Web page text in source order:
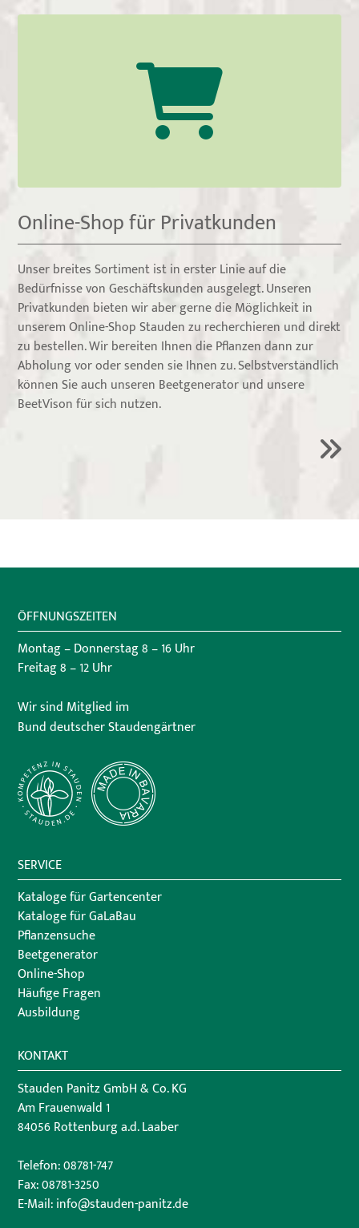
Online-Shop für Privatkunden
Unser breites Sortiment ist in erster Linie auf die
Bedürfnisse von Geschäftskunden ausgelegt. Unseren
Privatkunden bieten wir aber gerne die Möglichkeit in
unserem Online-Shop Stauden zu recherchieren und direkt
zu bestellen. Wir bereiten Ihnen die Pflanzen dann zur
Abholung vor oder senden sie Ihnen zu. Selbstverständlich
können Sie auch unseren Beetgenerator und unsere
BeetVison für sich nutzen.
ÖFFNUNGSZEITEN
Montag – Donnerstag 8 – 16 Uhr
Freitag 8 – 12 Uhr
Wir sind Mitglied im
Bund deutscher Staudengärtner
SERVICE
Kataloge für Gartencenter
Kataloge für GaLaBau
Pflanzensuche
Beetgenerator
Online-Shop
Häufige Fragen
Ausbildung
KONTAKT
Stauden Panitz GmbH & Co. KG
Am Frauenwald 1
84056 Rottenburg a.d. Laaber
Telefon:08781-747
Fax: 08781-3250
E-Mail:info@stauden-panitz.de